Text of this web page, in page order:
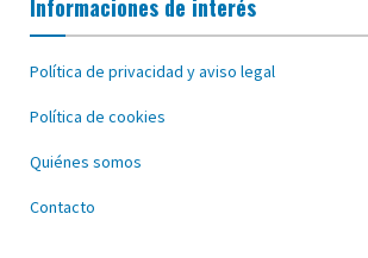
Informaciones de interés
Política de privacidad y aviso legal
Política de cookies
Quiénes somos
Contacto